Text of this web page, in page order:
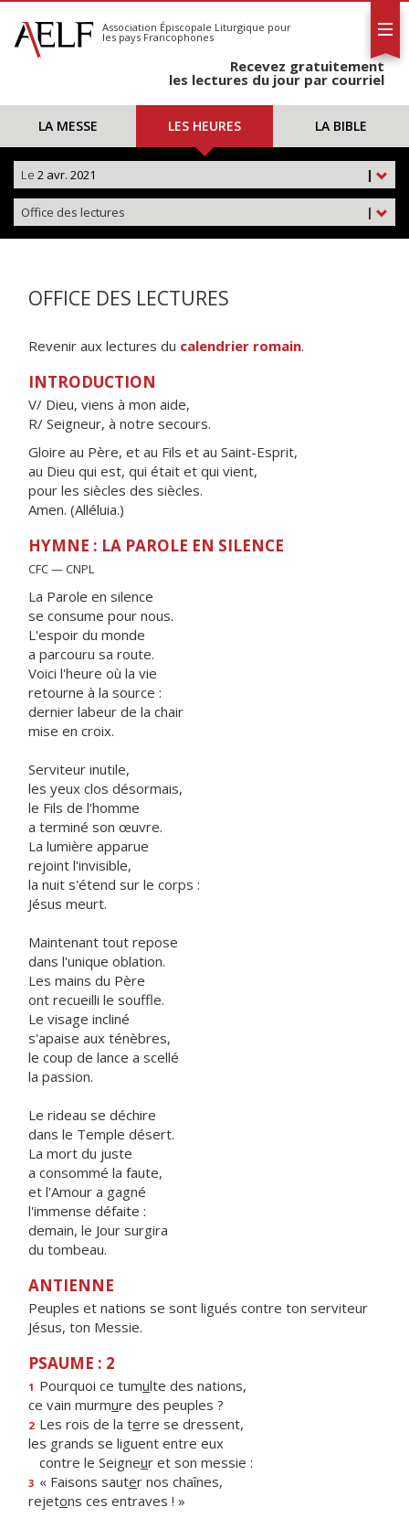
S'abonner
Calendrier
Association Épiscopale Liturgique pour
les pays Francophones
Recevez gratuitement
les lectures du jour par courriel
LA MESSE LES HEURES LA BIBLE
|
Le 2 avr. 2021
|
Office des lectures
OFFICE DES LECTURES
Revenir aux lectures du calendrier romain.
INTRODUCTION
V/ Dieu, viens à mon aide,
R/ Seigneur, à notre secours.
Gloire au Père, et au Fils et au Saint-Esprit,
au Dieu qui est, qui était et qui vient,
pour les siècles des siècles.
Amen. (Alléluia.)
HYMNE : LA PAROLE EN SILENCE
CFC — CNPL
La Parole en silence
se consume pour nous.
L'espoir du monde
a parcouru sa route.
Voici l'heure où la vie
retourne à la source :
dernier labeur de la chair
mise en croix.
Serviteur inutile,
les yeux clos désormais,
le Fils de l'homme
a terminé son œuvre.
La lumière apparue
rejoint l'invisible,
la nuit s'étend sur le corps :
Jésus meurt.
Maintenant tout repose
dans l'unique oblation.
Les mains du Père
ont recueilli le souffle.
Le visage incliné
s'apaise aux ténèbres,
le coup de lance a scellé
la passion.
Le rideau se déchire
dans le Temple désert.
La mort du juste
a consommé la faute,
et l'Amour a gagné
l'immense défaite :
demain, le Jour surgira
du tombeau.
ANTIENNE
Peuples et nations se sont ligués contre ton serviteur
Jésus, ton Messie.
PSAUME : 2
1 Pourquoi ce tumulte des nations,
ce vain murmure des peuples ?
2 Les rois de la terre se dressent,
les grands se liguent entre eux
contre le Seigneur et son messie :
3 « Faisons sauter nos chaînes,
rejetons ces entraves ! »